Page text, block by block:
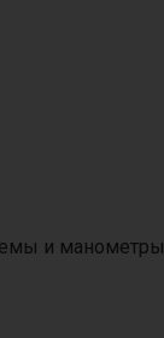
и манометры